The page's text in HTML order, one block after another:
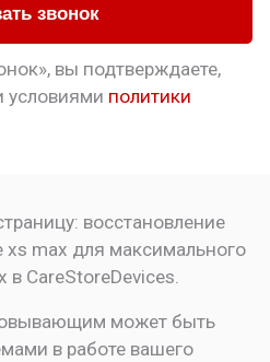
звонок
вы подтверждаете,
условиями политики
восстановление
xs max для максимального
в CareStoreDevices.
может быть
в работе вашего